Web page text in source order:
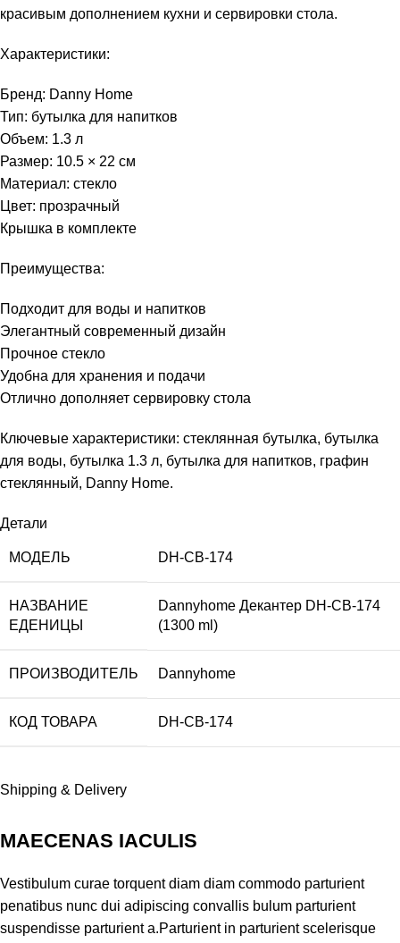
красивым дополнением кухни и сервировки стола.
Характеристики:
Бренд: Danny Home
Тип: бутылка для напитков
Объем: 1.3 л
Размер: 10.5 × 22 см
Материал: стекло
Цвет: прозрачный
Крышка в комплекте
Преимущества:
Подходит для воды и напитков
Элегантный современный дизайн
Прочное стекло
Удобна для хранения и подачи
Отлично дополняет сервировку стола
Ключевые характеристики: стеклянная бутылка, бутылка
для воды, бутылка 1.3 л, бутылка для напитков, графин
стеклянный, Danny Home.
Детали
МОДЕЛЬ DH-CB-174
НАЗВАНИЕ
ЕДЕНИЦЫ
Dannyhome Декантер DH-CB-174
(1300 ml)
ПРОИЗВОДИТЕЛЬ Dannyhome
КОД ТОВАРА DH-CB-174
Shipping & Delivery
MAECENAS IACULIS
Vestibulum curae torquent diam diam commodo parturient
penatibus nunc dui adipiscing convallis bulum parturient
suspendisse parturient a.Parturient in parturient scelerisque